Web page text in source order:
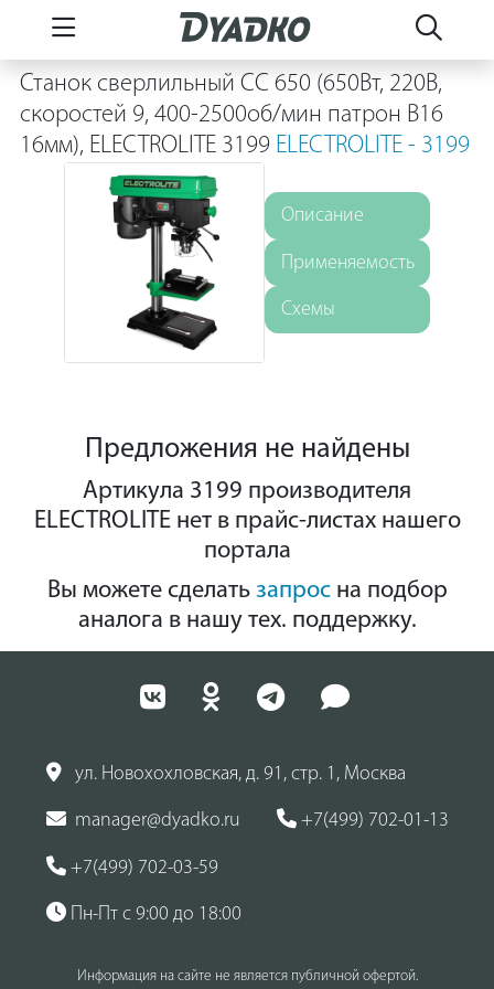
Станок сверлильный СС 650 (650Вт, 220В,
скоростей 9, 400-2500об/мин патрон В16
16мм), ELECTROLITE 3199 ELECTROLITE - 3199
Описание
Применяемость
Схемы
Предложения не найдены
Артикула 3199 производителя
ELECTROLITE нет в прайс-листах нашего
портала
Вы можете сделать запросна подбор
аналога в нашу тех. поддержку.
ул. Новохохловская, д. 91, стр. 1, Москва
manager@dyadko.ru +7(499) 702-01-13
+7(499) 702-03-59
Пн-Пт с 9:00 до 18:00
Информация на сайте не является публичной офертой.